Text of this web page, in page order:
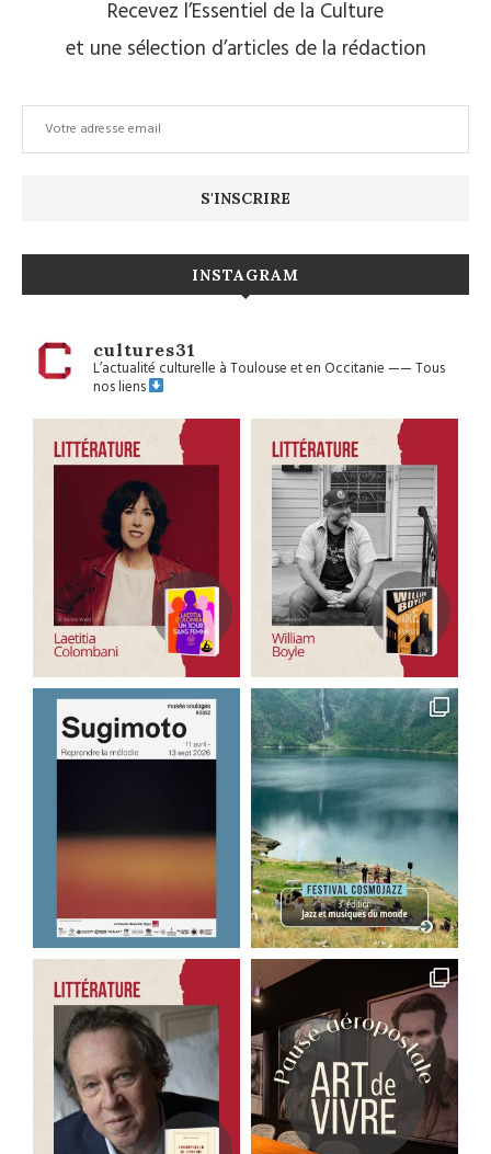
Recevez l’Essentiel de la Culture
et une sélection d’articles de la rédaction
INSTAGRAM
cultures31
L’actualité culturelle à Toulouse et en Occitanie——Tous
nos liens